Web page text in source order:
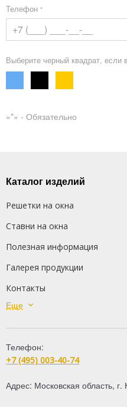
Телефон *
Выберите черный квадрат, если
«*» - Обязательно
Каталог изделий
Решетки на окна
Ставни на окна
Полезная информация
Галерея продукции
Контакты
Сварные решетки
Кованые решетки
Распашные решетки
Решетки на балкон
Еще
Телефон:
+7 (495) 003-40-74
Адрес: Московская область, г.